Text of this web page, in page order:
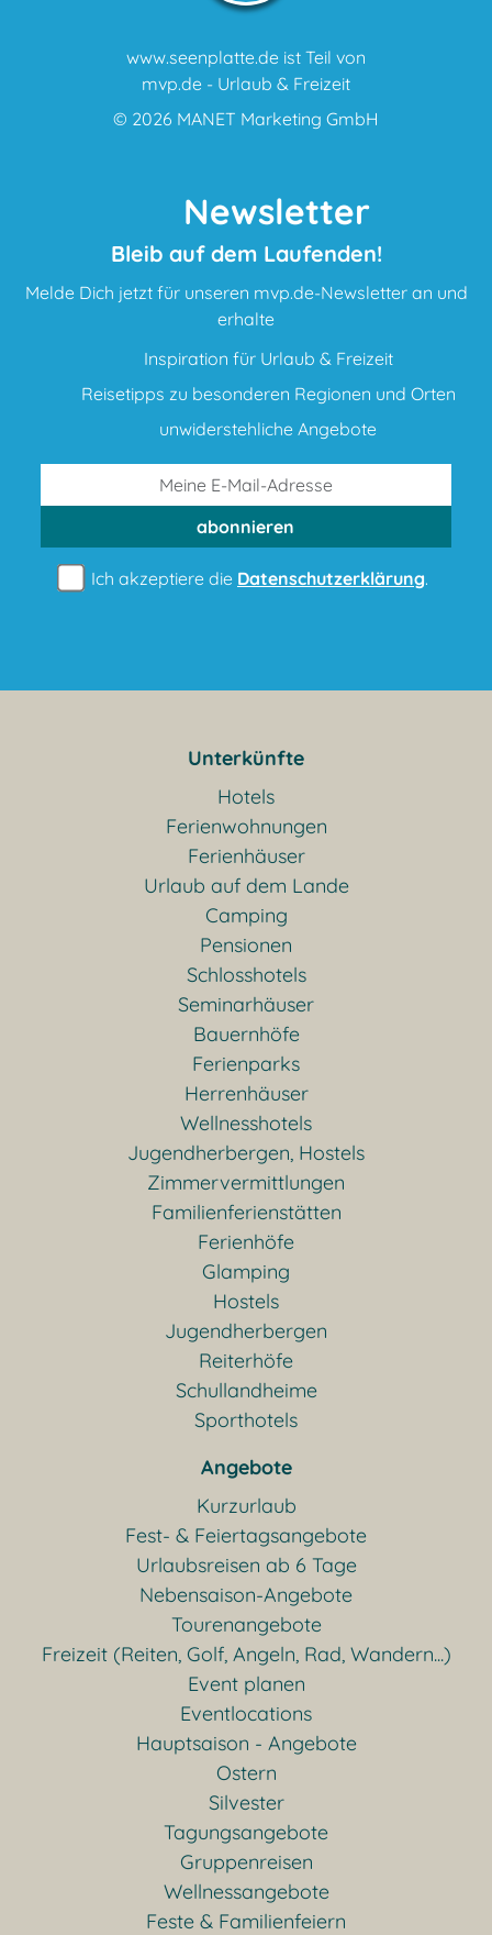
www.seenplatte.de ist Teil von
mvp.de - Urlaub & Freizeit
© 2026 MANET Marketing GmbH
Newsletter
Bleib auf dem Laufenden!
Melde Dich jetzt für unseren mvp.de-Newsletter an und
erhalte
Inspiration für Urlaub & Freizeit
Reisetipps zu besonderen Regionen und Orten
unwiderstehliche Angebote
abonnieren
Ich akzeptiere die Datenschutzerklärung.
Unterkünfte
Hotels
Ferienwohnungen
Ferienhäuser
Urlaub auf dem Lande
Camping
Pensionen
Schlosshotels
Seminarhäuser
Bauernhöfe
Ferienparks
Herrenhäuser
Wellnesshotels
Jugendherbergen, Hostels
Zimmervermittlungen
Familienferienstätten
Ferienhöfe
Glamping
Hostels
Jugendherbergen
Reiterhöfe
Schullandheime
Sporthotels
Angebote
Kurzurlaub
Fest- & Feiertagsangebote
Urlaubsreisen ab 6 Tage
Nebensaison-Angebote
Tourenangebote
Freizeit (Reiten, Golf, Angeln, Rad, Wandern...)
Event planen
Eventlocations
Hauptsaison - Angebote
Ostern
Silvester
Tagungsangebote
Gruppenreisen
Wellnessangebote
Feste & Familienfeiern